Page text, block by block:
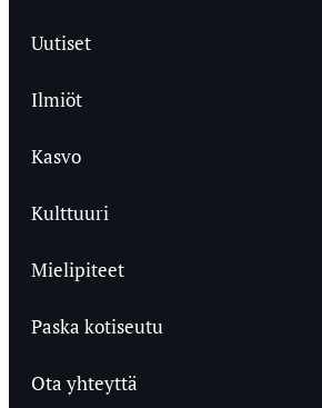
Uutiset
Ilmiöt
Kasvo
Kulttuuri
Mielipiteet
Paska kotiseutu
Ota yhteyttä